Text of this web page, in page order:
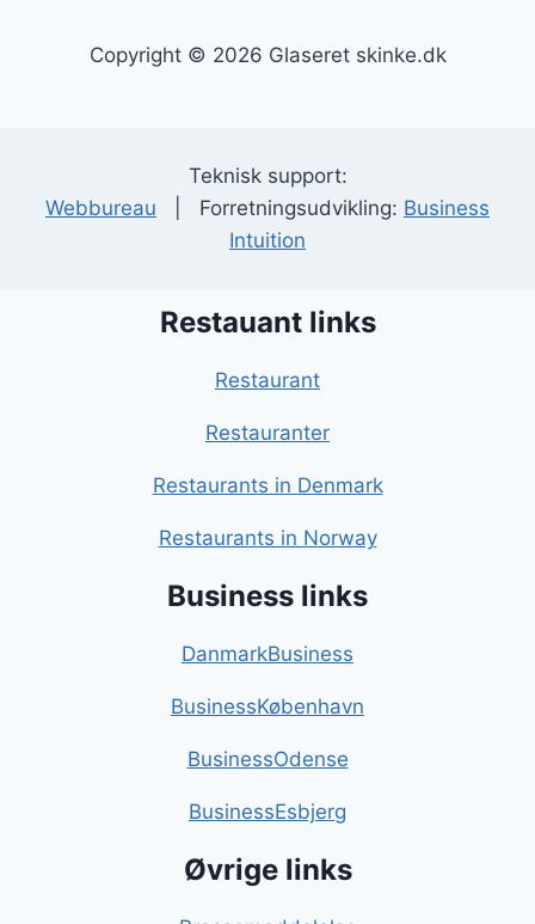
Copyright © 2026 Glaseret skinke.dk
Teknisk support:
Webbureau | Forretningsudvikling: Business
Intuition
Restauant links
Restaurant
Restauranter
Restaurants in Denmark
Restaurants in Norway
Business links
DanmarkBusiness
BusinessKøbenhavn
BusinessOdense
BusinessEsbjerg
Øvrige links